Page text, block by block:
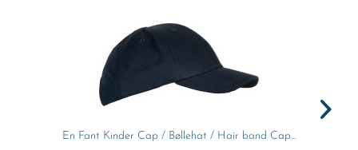
En Fant Kinder Cap / Bøllehat / Hair band Cap...